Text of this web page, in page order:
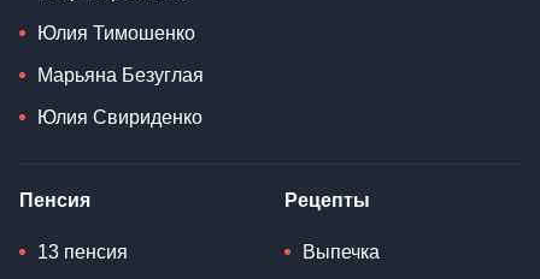
Юлия Тимошенко
Марьяна Безуглая
Юлия Свириденко
Пенсия
13 пенсия
Рецепты
Выпечка